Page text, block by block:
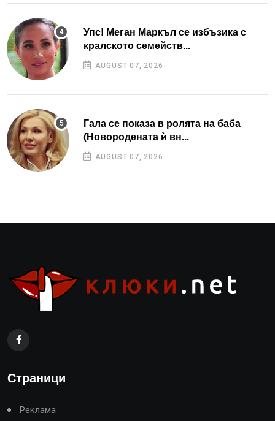
Упс! Меган Маркъл се избъзика с
кралското семейств...
AUGUST 07, 2026
Гала се показа в ролята на баба
(Новородената ѝ вн...
AUGUST 07, 2026
Страници
Реклама